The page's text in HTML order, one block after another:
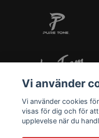
Vi använder
Vi använder cookies
visas för dig och för
upplevelse när du